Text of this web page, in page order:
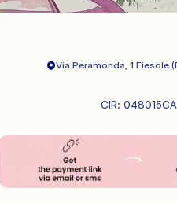
Via Peramonda, 1 Fiesole
CIR: